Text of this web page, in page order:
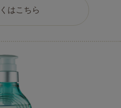
はこちら